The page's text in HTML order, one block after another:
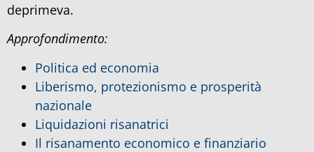
deprimeva.
Approfondimento:
Politica ed economia
Liberismo, protezionismo e prosperità
nazionale
Liquidazioni risanatrici
Il risanamento economico e finanziario